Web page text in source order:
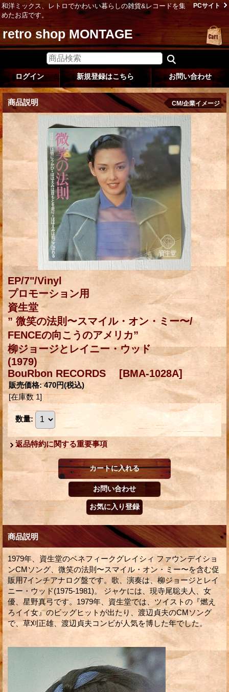
和洋ミックス、レトロでかわいい暮らしの雑貨&レコードを集
めたお店です。
PCサイト
retro shop MONTAGE
ログイン 新規登録はこちら お問い合わせ
商品説明 CM/企業イメージ
EP/7"/Vinyl
プロモーション用
資生堂
” 微笑の法則〜スマイル・オン・ミー〜/
FENCEの向こうのアメリカ”
柳ジョージとレイニー・ウッド
(1979)
BouRbon RECORDS [BMA-1028A]
販売価格: 470円(税込)
[在庫数 1]
数量:
返品特約に関する重要事項
商品説明
1979年、資生堂のベネフィークグレイシィ ファウンデイショ
ンCMソング、微笑の法則〜スマイル・オン・ミー〜を含む促
販用7インチアナログ盤です。歌、演奏は、柳ジョージとレイ
ニー・ウッド(1975-1981)。 ジャケには、現寺尾聡夫人、女
優、星野真弓です。1979年、資生堂では、ツイストの『燃え
ろイイ女』のビッグヒットが出たり、渡辺貞夫のCMソング
で、草刈正雄、渡辺貞夫コンビが人気を博した年でした。